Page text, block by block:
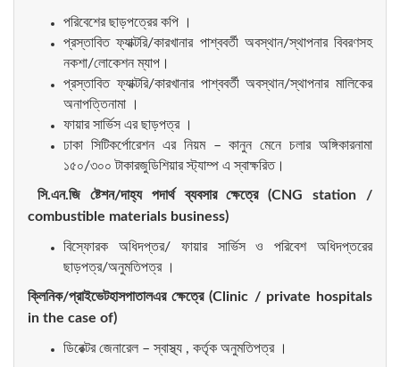
পরিবেশের ছাড়পত্রের কপি ।
প্রস্তাবিত ফ্যাক্টরি/কারখানার পাশ্ববর্তী অবস্থান/স্থাপনার বিবরণসহ
নকশা/লোকেশন ম্যাপ।
প্রস্তাবিত ফ্যাক্টরি/কারখানার পাশ্ববর্তী অবস্থান/স্থাপনার মালিকের
অনাপত্তিনামা ।
ফায়ার সার্ভিস এর ছাড়পত্র ।
ঢাকা সিটিকর্পোরেশন এর নিয়ম – কানুন মেনে চলার অঙ্গিকারনামা
১৫০/৩০০ টাকারজুডিশিয়ার স্ট্যাম্প এ স্বাক্ষরিত।
সি.এন.জি ষ্টেশন/দাহ্য পদার্থ ব্যবসার ক্ষেত্রে(CNG station /
combustible materials business)
বিস্ফোরক অধিদপ্তর/ ফায়ার সার্ভিস ও পরিবেশ অধিদপ্তরের
ছাড়পত্র/অনুমতিপত্র ।
ক্লিনিক/প্রাইভেটহাসপাতালএর ক্ষেত্রে(Clinic / private hospitals
in the case of)
ডিরেক্টর জেনারেল – স্বাস্থ্য , কর্তৃক অনুমতিপত্র ।